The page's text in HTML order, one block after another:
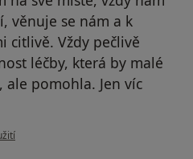
věnuje se nám a k
citlivě. Vždy pečlivě
léčby, která by malé
ale pomohla. Jen víc
Jana Kopečná